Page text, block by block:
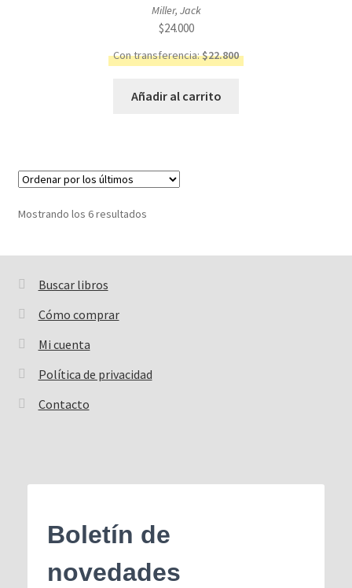
Miller, Jack
$24.000
Con transferencia:$22.800
Añadir al carrito
Mostrando los 6 resultadosOrdenado
Buscar libros
Buscar:
Cómo comprar
Mi cuenta
Política de privacidad
Contacto
Boletín de
novedades